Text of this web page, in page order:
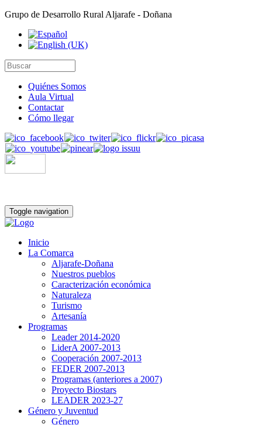
Grupo de Desarrollo Rural Aljarafe - Doñana
Quiénes Somos
Aula Virtual
Contactar
Cómo llegar
Toggle navigation
Inicio
La Comarca
Aljarafe-Doñana
Nuestros pueblos
Caracterización económica
Naturaleza
Turismo
Artesanía
Programas
Leader 2014-2020
LiderA 2007-2013
Cooperación 2007-2013
FEDER 2007-2013
Programas (anteriores a 2007)
Proyecto Biostars
LEADER 2023-27
Género y Juventud
Género